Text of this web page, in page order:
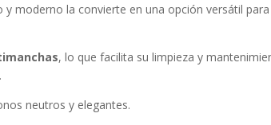
y moderno la convierte en una opción versátil
, lo que facilita su limpieza y
neutros y elegantes.